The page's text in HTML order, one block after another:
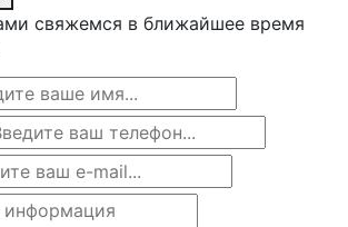
свяжемся в ближайшее время